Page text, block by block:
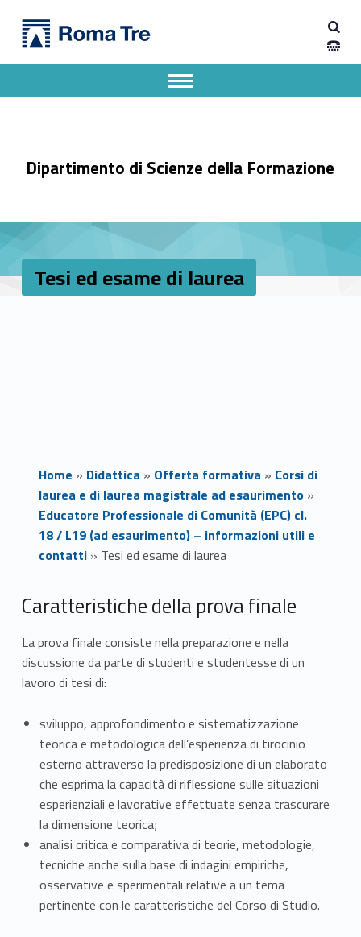
Tesi ed esame di laurea - Dipartimento di Scienze della Formazione
Dipartimento di Scienze della Formazione dell'Università degli Studi Roma Tre
Dipartimento di Scienze della Formazione
Apri il menu secondario
Header info sidebar
Tesi ed esame di laurea
Home » Didattica » Offerta formativa » Corsi di
laurea e di laurea magistrale ad esaurimento»
Educatore Professionale di Comunità (EPC) cl.
18 / L19 (ad esaurimento) – informazioni utili e
contatti» Tesi ed esame di laurea
T
e
s
e
s
m
Caratteristiche della prova finale
La prova finale consiste nella preparazione e nella
discussione da parte di studenti e studentesse di un
lavoro di tesi di:
sviluppo, approfondimento e sistematizzazione
teorica e metodologica dell’esperienza di tirocinio
esterno attraverso la predisposizione di un elaborato
che esprima la capacità di riflessione sulle situazioni
esperienziali e lavorative effettuate senza trascurare
la dimensione teorica;
analisi critica e comparativa di teorie, metodologie,
tecniche anche sulla base di indagini empiriche,
osservative e sperimentali relative a un tema
pertinente con le caratteristiche del Corso di Studio.